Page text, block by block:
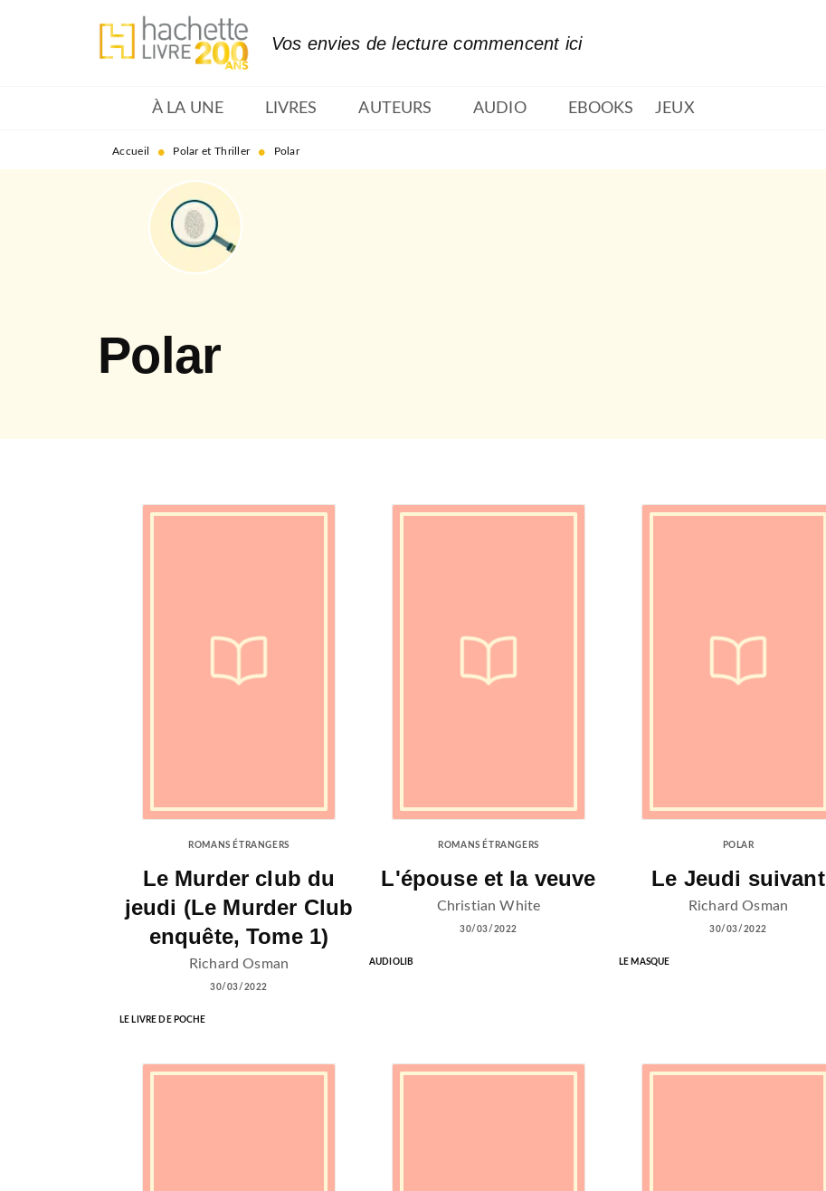
MENU RECHERCHE
Vos envies de lecture commencent ici
À LA UNE LIVRES AUTEURS AUDIO EBOOKS JEUX
Accueil • Polar et Thriller • Polar
Polar
ROMANS ÉTRANGERS
Le Murder club du
jeudi (Le Murder Club
enquête, Tome 1)
Richard Osman
30/03/2022
LE LIVRE DE POCHE
ROMANS ÉTRANGERS
L'épouse et la veuve
Christian White
30/03/2022
AUDIOLIB
POLAR
Le Jeudi suivant
Richard Osman
30/03/2022
LE MASQUE